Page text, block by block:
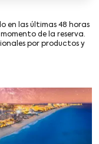
en las últimas 48 horas
momento de la reserva.
por productos y